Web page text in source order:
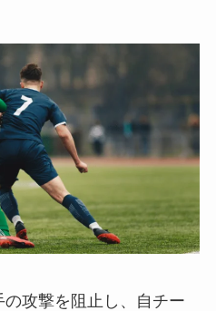
攻撃を阻止し、自チー